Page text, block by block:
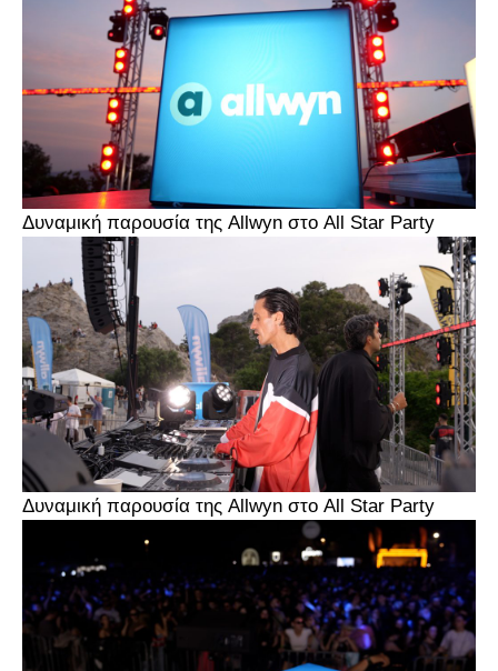
Δυναμική παρουσία της Allwyn στο All Star Party
Δυναμική παρουσία της Allwyn στο All Star Party